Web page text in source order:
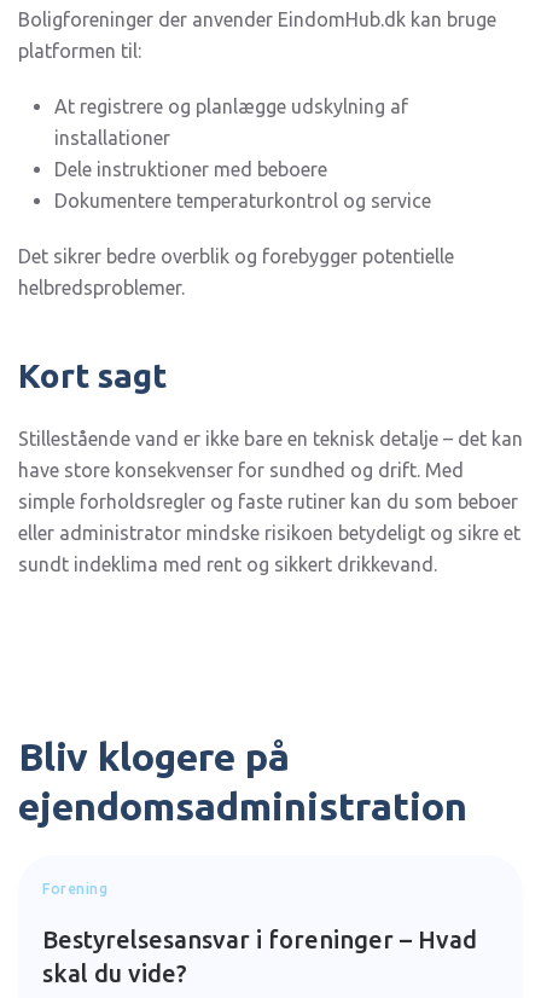
Boligforeninger der anvender EindomHub.dk kan bruge
platformen til:
At registrere og planlægge udskylning af
installationer
Dele instruktioner med beboere
Dokumentere temperaturkontrol og service
Det sikrer bedre overblik og forebygger potentielle
helbredsproblemer.
Kort sagt
Stillestående vand er ikke bare en teknisk detalje – det kan
have store konsekvenser for sundhed og drift. Med
simple forholdsregler og faste rutiner kan du som beboer
eller administrator mindske risikoen betydeligt og sikre et
sundt indeklima med rent og sikkert drikkevand.
Bliv klogere på
ejendomsadministration
Forening
Bestyrelsesansvar i foreninger – Hvad
skal du vide?